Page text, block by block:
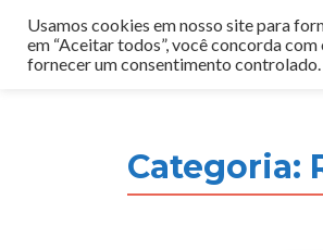
Categoria:
Usamos cookies em nosso site para
em “Aceitar todos”, você concorda
fornecer um consentimento controlado.